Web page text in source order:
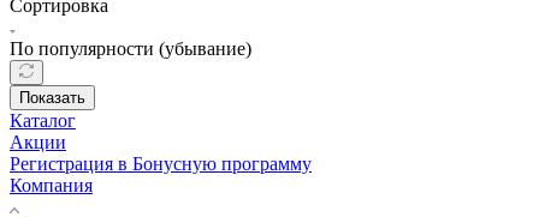
Сортировка
По популярности (убывание)
Показать
Каталог
Акции
Регистрация в Бонусную программу
Компания